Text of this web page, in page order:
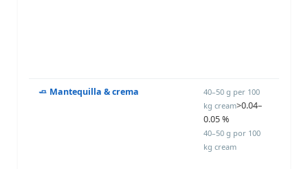
🧈 Mantequilla & crema
40–50 g per 100
kg cream>0.04–
0.05 %
40–50 g por 100
kg cream